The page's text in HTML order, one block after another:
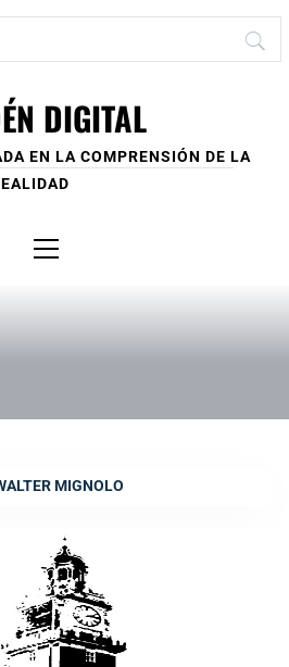
DIGITAL
EN LA COMPRENSIÓN DE LA
principal
MIGNOLO